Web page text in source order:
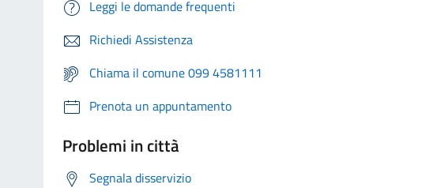
Leggi le domande frequenti
Richiedi Assistenza
Chiama il comune 099 4581111
Prenota un appuntamento
Problemi in città
Segnala disservizio